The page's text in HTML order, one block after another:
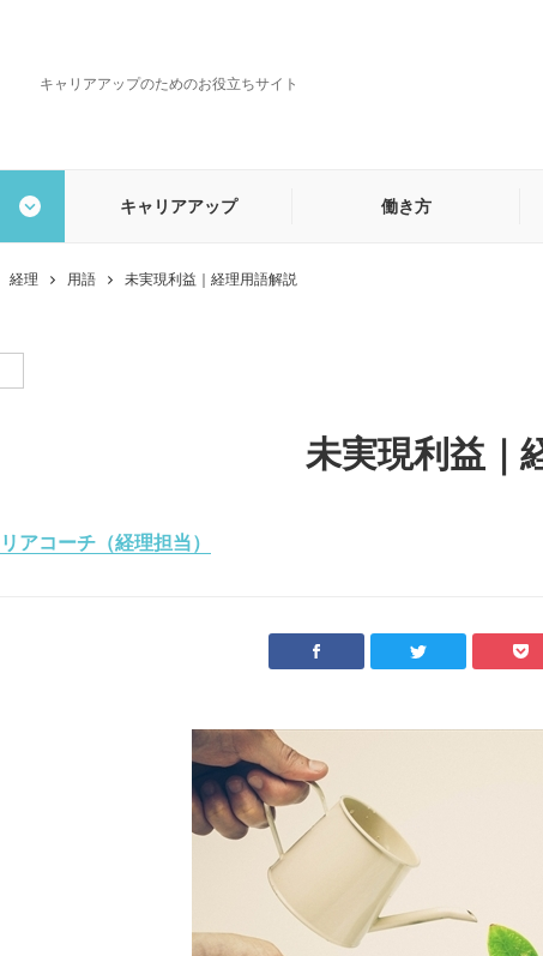
キャリアアップのためのお役立ちサイト
務・営業事務 経理
キャリアアップ 働き方
経理 用語 未実現利益｜経理用語解説
未実現利益｜
アコーチ（経理担当）